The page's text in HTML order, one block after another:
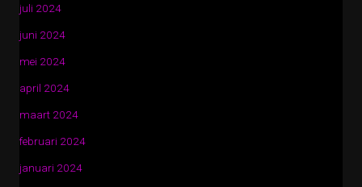
juli 2024
juni 2024
mei 2024
april 2024
maart 2024
februari 2024
januari 2024